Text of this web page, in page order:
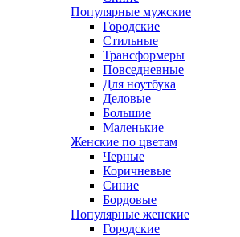
Популярные мужские
Городские
Стильные
Трансформеры
Повседневные
Для ноутбука
Деловые
Большие
Маленькие
Женские по цветам
Черные
Коричневые
Синие
Бордовые
Популярные женские
Городские